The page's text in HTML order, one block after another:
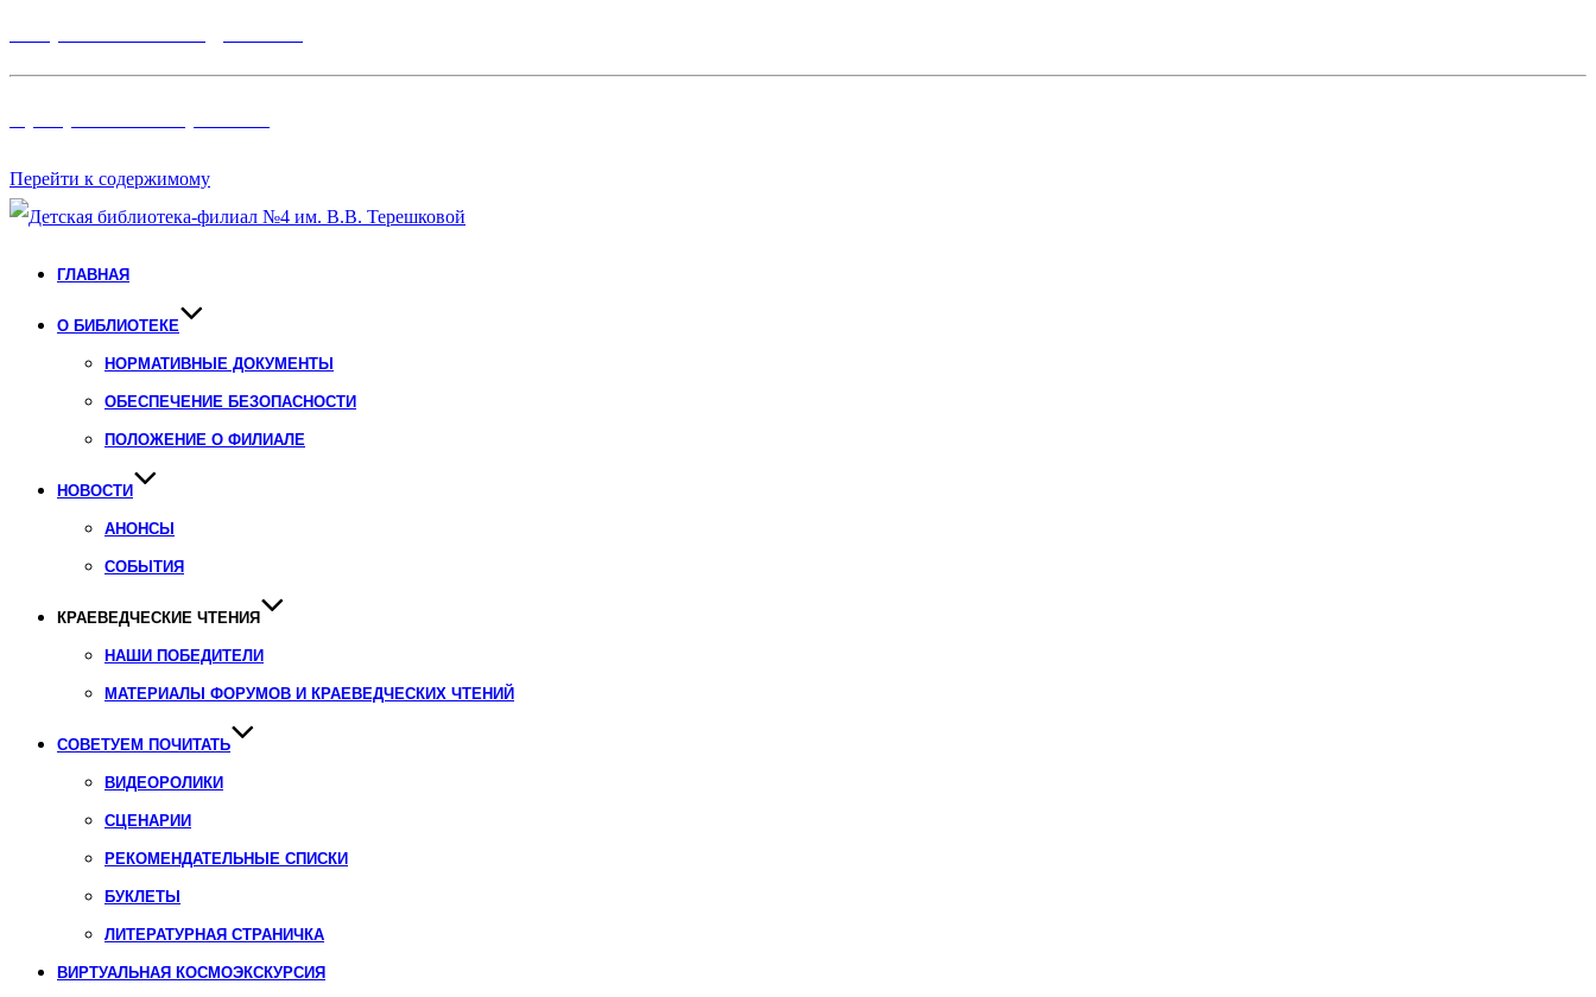
Перейти к содержимому
ГЛАВНАЯ
О БИБЛИОТЕКЕ
НОРМАТИВНЫЕ ДОКУМЕНТЫ
ОБЕСПЕЧЕНИЕ БЕЗОПАСНОСТИ
ПОЛОЖЕНИЕ О ФИЛИАЛЕ
НОВОСТИ
АНОНСЫ
СОБЫТИЯ
КРАЕВЕДЧЕСКИЕ ЧТЕНИЯ
НАШИ ПОБЕДИТЕЛИ
МАТЕРИАЛЫ ФОРУМОВ И КРАЕВЕДЧЕСКИХ ЧТЕНИЙ
СОВЕТУЕМ ПОЧИТАТЬ
ВИДЕОРОЛИКИ
СЦЕНАРИИ
РЕКОМЕНДАТЕЛЬНЫЕ СПИСКИ
БУКЛЕТЫ
ЛИТЕРАТУРНАЯ СТРАНИЧКА
ВИРТУАЛЬНАЯ КОСМОЭКСКУРСИЯ